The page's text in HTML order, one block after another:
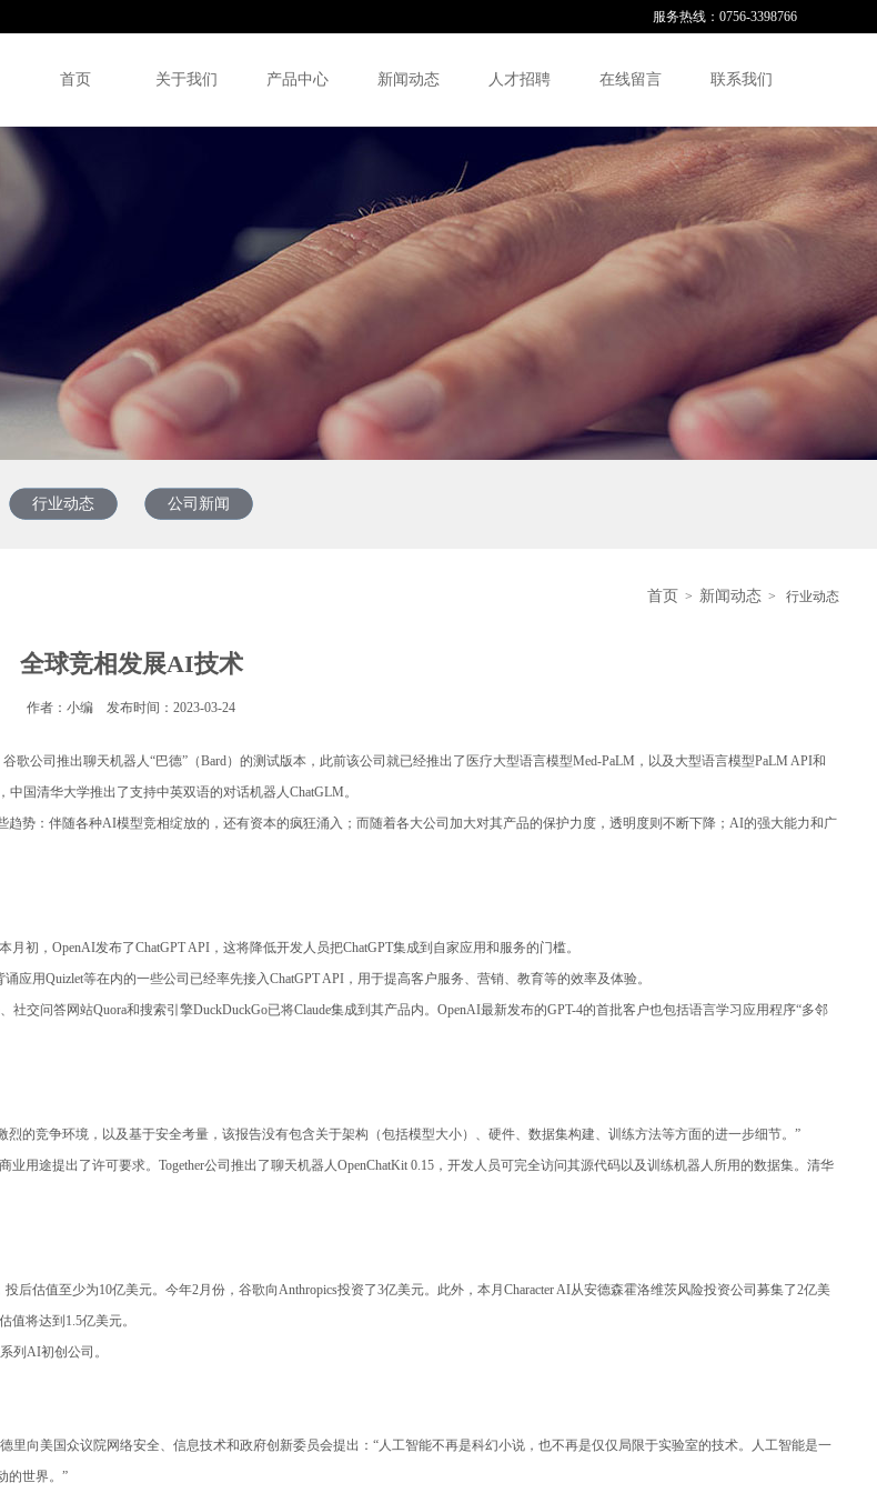
服务热线：0756-3398766
首页 关于我们 产品中心 新闻动态 人才招聘 在线留言 联系我们
行业动态 公司新闻
首页 > 新闻动态 > 行业动态
全球竞相发展AI技术
作者：小编 发布时间：2023-03-24
歌公司推出聊天机器人“巴德”（Bard）的测试版本，此前该公司就已经推出了医疗大型语言模型Med-PaLM，以及大型语言模型PaLM API和
中国清华大学推出了支持中英双语的对话机器人ChatGLM。
势：伴随各种AI模型竞相绽放的，还有资本的疯狂涌入；而随着各大公司加大对其产品的保护力度，透明度则不断下降；AI的强大能力和广
初，OpenAI发布了ChatGPT API，这将降低开发人员把ChatGPT集成到自家应用和服务的门槛。
应用Quizlet等在内的一些公司已经率先接入ChatGPT API，用于提高客户服务、营销、教育等的效率及体验。
交问答网站Quora和搜索引擎DuckDuckGo已将Claude集成到其产品内。OpenAI最新发布的GPT-4的首批客户也包括语言学习应用程序“多邻
的竞争环境，以及基于安全考量，该报告没有包含关于架构（包括模型大小）、硬件、数据集构建、训练方法等方面的进一步细节。”
用途提出了许可要求。Together公司推出了聊天机器人OpenChatKit 0.15，开发人员可完全访问其源代码以及训练机器人所用的数据集。清华
后估值至少为10亿美元。今年2月份，谷歌向Anthropics投资了3亿美元。此外，本月Character AI从安德森霍洛维茨风险投资公司募集了2亿美
值将达到1.5亿美元。
列AI初创公司。
里向美国众议院网络安全、信息技术和政府创新委员会提出：“人工智能不再是科幻小说，也不再是仅仅局限于实验室的技术。人工智能是一
的世界。”